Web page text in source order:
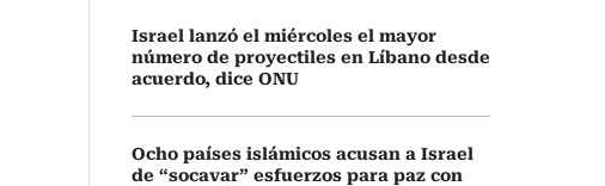
Israel lanzó el miércoles el mayor
número de proyectiles en Líbano desde
acuerdo, dice ONU
Ocho países islámicos acusan a Israel
de “socavar” esfuerzos para paz con